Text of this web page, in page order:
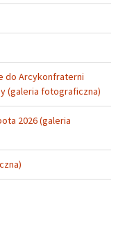
do Arcykonfraterni
(galeria fotograficzna)
2026 (galeria